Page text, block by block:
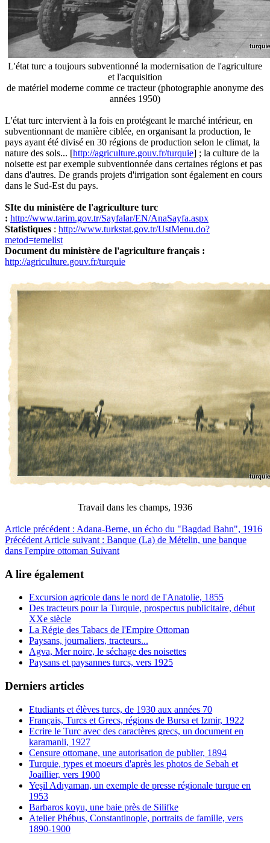
L'état turc a toujours subventionné la modernisation de l'agriculture
et l'acquisition
de matériel moderne comme ce tracteur (photographie anonyme des
années 1950)
L'état turc intervient à la fois en protégeant le marché intérieur, en
subventionnant de manière ciblée, en organisant la production, le
pays ayant été divisé en 30 régions de production selon le climat, la
nature des sols... [http://agriculture.gouv.fr/turquie] ; la culture de la
noisette est par exemple subventionnée dans certaines régions et pas
dans d'autres. De grands projets d'irrigation sont également en cours
dans le Sud-Est du pays.
SIte du ministère de l'agriculture turc
: http://www.tarim.gov.tr/Sayfalar/EN/AnaSayfa.aspx
Statistiques : http://www.turkstat.gov.tr/UstMenu.do?
metod=temelist
Document du ministère de l'agriculture français :
http://agriculture.gouv.fr/turquie
Travail dans les champs, 1936
Article précédent : Adana-Berne, un écho du "Bagdad Bahn", 1916
Précédent Article suivant : Banque (La) de Mételin, une banque
dans l'empire ottoman Suivant
A lire également
Excursion agricole dans le nord de l'Anatolie, 1855
Des tracteurs pour la Turquie, prospectus publicitaire, début
XXe siècle
La Régie des Tabacs de l'Empire Ottoman
Paysans, journaliers, tracteurs...
Agva, Mer noire, le séchage des noisettes
Paysans et paysannes turcs, vers 1925
Derniers articles
Etudiants et élèves turcs, de 1930 aux années 70
Français, Turcs et Grecs, régions de Bursa et Izmir, 1922
Ecrire le Turc avec des caractères grecs, un document en
karamanli, 1927
Censure ottomane, une autorisation de publier, 1894
Turquie, types et moeurs d'après les photos de Sebah et
Joaillier, vers 1900
Yeşil Adıyaman, un exemple de presse régionale turque en
1953
Barbaros koyu, une baie près de Silifke
Atelier Phébus, Constantinople, portraits de famille, vers
1890-1900